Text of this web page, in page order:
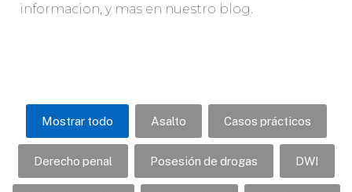
informacion, y mas en nuestro blog.
Mostrar todo Asalto Casos prácticos
Derecho penal Posesión de drogas DWI